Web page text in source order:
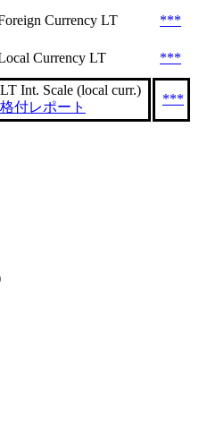
Currency LT
***
Currency LT ***
LT Int. Scale (local curr.)
格付レポート
***